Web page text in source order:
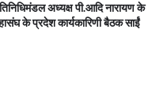
अध्यक्ष पी.आदि नारायण के
के प्रदेश कार्यकारिणी बैठक साईं